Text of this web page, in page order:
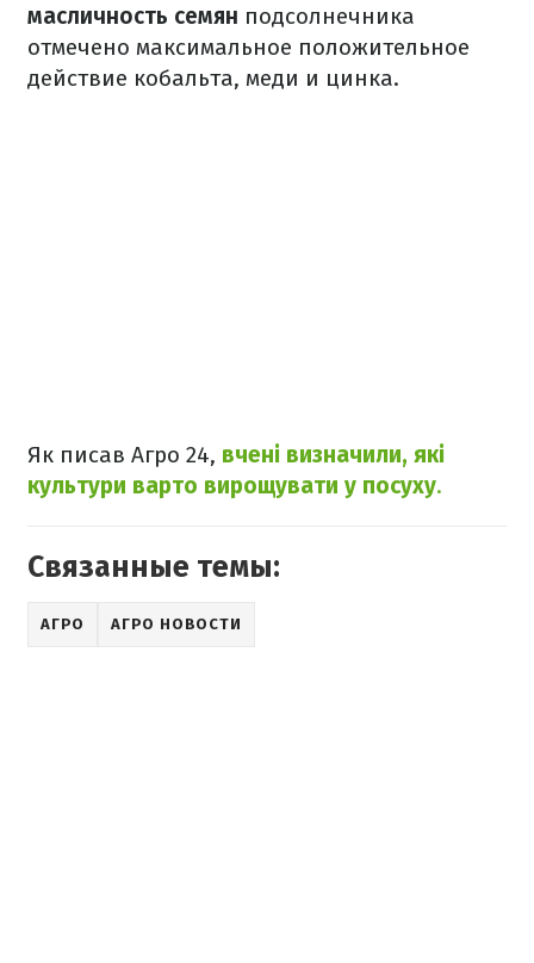
масличность семян подсолнечника
отмечено максимальное положительное
действие кобальта, меди и цинка.
Як писав Агро 24, вчені визначили, які
культури варто вирощувати у посуху.
Связанные темы:
АГРО АГРО НОВОСТИ